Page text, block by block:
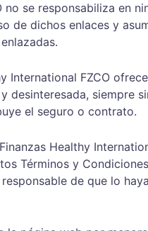
no se responsabiliza en
de dichos enlaces y
International FZCO
desinteresada, siempre
el seguro o contrato.
Healthy
Términos y
de que lo